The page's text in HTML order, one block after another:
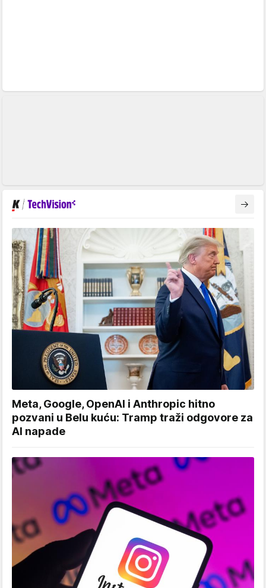
Meta, Google, OpenAI i Anthropic hitno
pozvani u Belu kuću: Tramp traži odgovore za
AI napade